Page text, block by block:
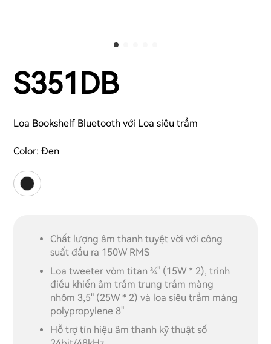
S351DB
Loa Bookshelf Bluetooth với Loa siêu trầm
Color: Đen
Chất lượng âm thanh tuyệt vời với công
suất đầu ra 150W RMS
Loa tweeter vòm titan ¾" (15W * 2), trình
điều khiển âm trầm trung trầm màng
nhôm 3,5" (25W * 2) và loa siêu trầm màng
polypropylene 8"
Hỗ trợ tín hiệu âm thanh kỹ thuật số